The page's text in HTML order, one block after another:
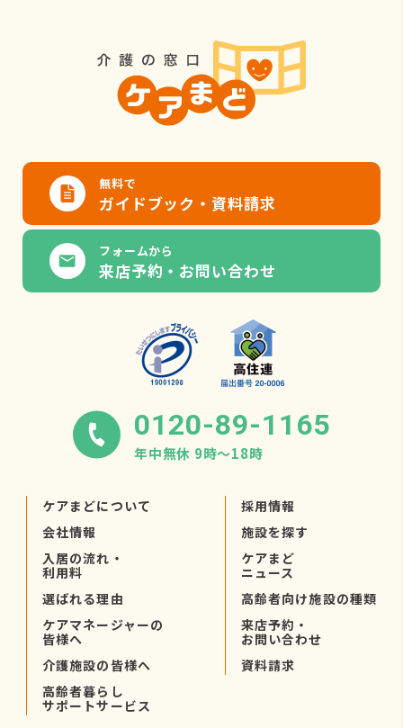
無料で
ガイドブック・資料請求
フォームから
来店予約・お問い合わせ
0120-89-1165
年中無休 9時〜18時
ケアまどについて
会社情報
入居の流れ・
利用料
選ばれる理由
ケアマネージャーの
皆様へ
介護施設の皆様へ
高齢者暮らし
サポートサービス
採用情報
施設を探す
ケアまど
ニュース
高齢者向け施設の種類
来店予約・
お問い合わせ
資料請求